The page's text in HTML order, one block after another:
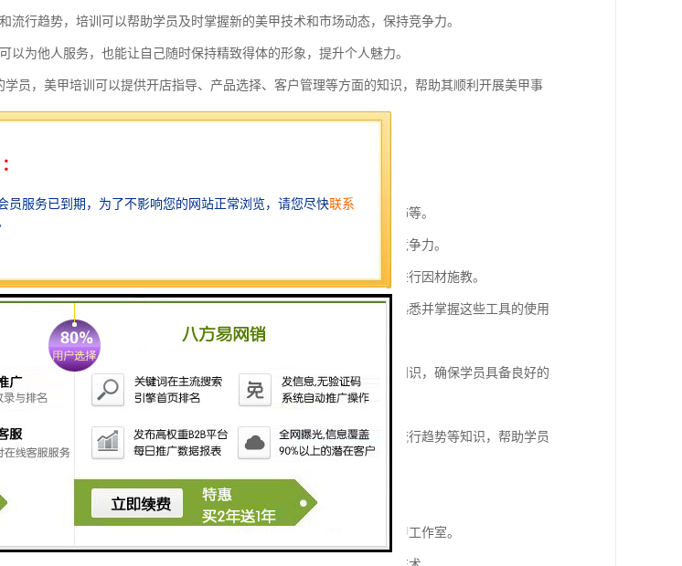
流行趋势，培训可以帮助学员及时掌握新的美甲技术和市场动态，保持竞争力。
以为他人服务，也能让自己随时保持精致得体的形象，提升个人魅力。
员，美甲培训可以提供开店指导、产品选择、客户管理等方面的知识，帮助其顺利开展美甲事
面：
学员需要通过大量的练习来掌握美甲技巧，如修剪、打磨、涂色、装饰等。
迅速，培训内容需要紧跟潮流，不新技术和设计理念，以保持学员的竞争力。
学习进度不同，美甲培训通常采用个性化教学方式，针对学员的特点进行因材施教。
工具和材料的使用，如指甲油、光疗胶、贴纸、装饰品等，学员需要熟悉并掌握这些工具的使用
格遵守卫生和安全规范，培训中会强调消毒、清洁、防止交叉感染等知识，确保学员具备良好的
术活，还需要创意和设计能力。培训中会教授色彩搭配、图案设计、流行趋势等知识，帮助学员
供相应的证书和资质，帮助学员在就业或创业时获得更多认可和机会。
会提供就业指导和创业支持，帮助学员顺利进入职场或开设自己的美甲工作室。